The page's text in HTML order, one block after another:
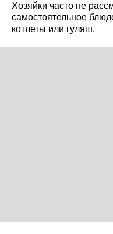
Хозяйки часто не
самостоятельное
котлеты или гуляш.